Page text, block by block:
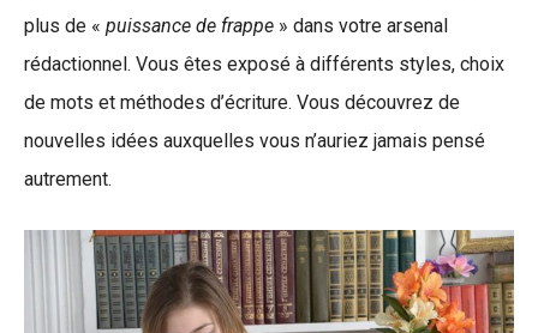
plus de « puissance de frappe » dans votre arsenal
rédactionnel. Vous êtes exposé à différents styles, choix
de mots et méthodes d’écriture. Vous découvrez de
nouvelles idées auxquelles vous n’auriez jamais pensé
autrement.